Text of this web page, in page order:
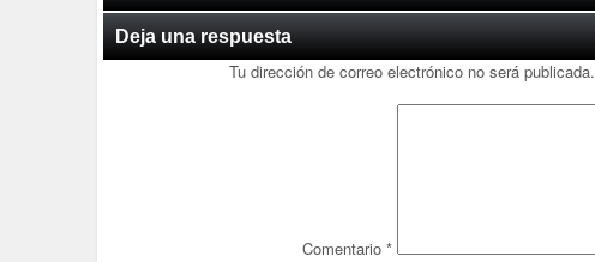
Deja una respuesta
Tu dirección de correo electrónico no será publicada.
Comentario *